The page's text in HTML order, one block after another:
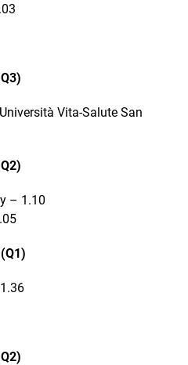
Vita-Salute San
– 1.10